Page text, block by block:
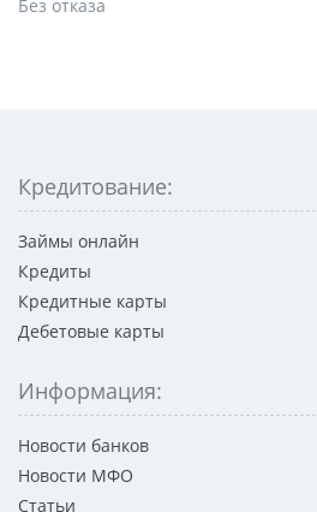
Без отказа
Кредитование:
Займы онлайн
Кредиты
Кредитные карты
Дебетовые карты
Информация:
Новости банков
Новости МФО
Статьи